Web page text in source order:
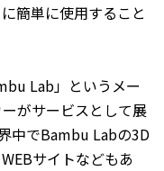
簡単に使用すること
Lab」というメー
がサービスとして展
中でBambu Labの3D
サイトなどもあ